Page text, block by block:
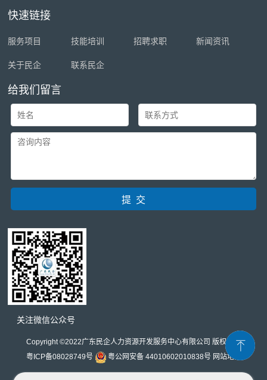
快速链接
服务项目 技能培训 招聘求职 新闻资讯
关于民企 联系民企
给我们留言
关注微信公众号
Copyright ©2022广东民企人力资源开发服务中心有限公司 版权所有
粤ICP备08028749号
粤公网安备 44010602010838号 网站地图